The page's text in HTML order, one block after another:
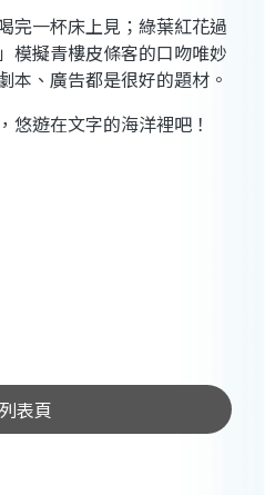
一杯床上見；綠葉紅花過
模擬青樓皮條客的口吻唯妙
本、廣告都是很好的題材。
遊在文字的海洋裡吧！
表頁